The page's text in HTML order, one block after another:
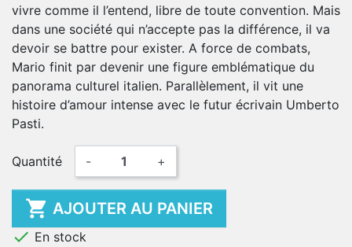
vivre comme il l’entend, libre de toute convention. Mais
dans une société qui n’accepte pas la différence, il va
devoir se battre pour exister. A force de combats,
Mario finit par devenir une figure emblématique du
panorama culturel italien. Parallèlement, il vit une
histoire d’amour intense avec le futur écrivain Umberto
Pasti.
Quantité - +
 AJOUTER AU PANIER
 En stock